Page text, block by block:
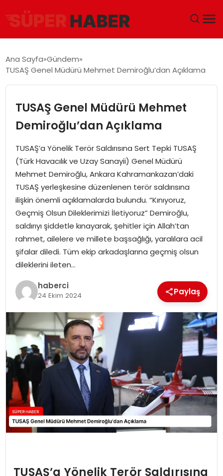
GÜNDEM
DÜNYA
EĞITIM
EKONOMI
MAGAZIN
SAĞLIK
SIYASET
SPOR
TEKNOLOJI
Ana Sayfa Gündem
TUSAŞ Genel Müdürü Mehmet Demiroğlu’dan Açıklama
TUSAŞ Genel Müdürü Mehmet
Demiroğlu’dan Açıklama
TUSAŞ’a Yönelik Terör Saldırısına Sert Tepki TUSAŞ
(Türk Havacılık ve Uzay Sanayii) Genel Müdürü
Mehmet Demiroğlu, Ankara Kahramankazan’daki
TUSAŞ yerleşkesine düzenlenen terör saldırısına
ilişkin önemli açıklamalarda bulundu. “Kınıyoruz,
Geçmiş Olsun Dileklerimizi İletiyoruz” Demiroğlu,
saldırıyı şiddetle kınayarak, şehitler için Allah’tan
rahmet, ailelere ve millete başsağlığı, yaralılara acil
şifalar diledi. Tüm ekip arkadaşlarına geçmiş olsun
dileklerini ileten…
haberci
24 Ekim 2024 Paylaş
TUSAŞ’a Yönelik Terör Saldırısına